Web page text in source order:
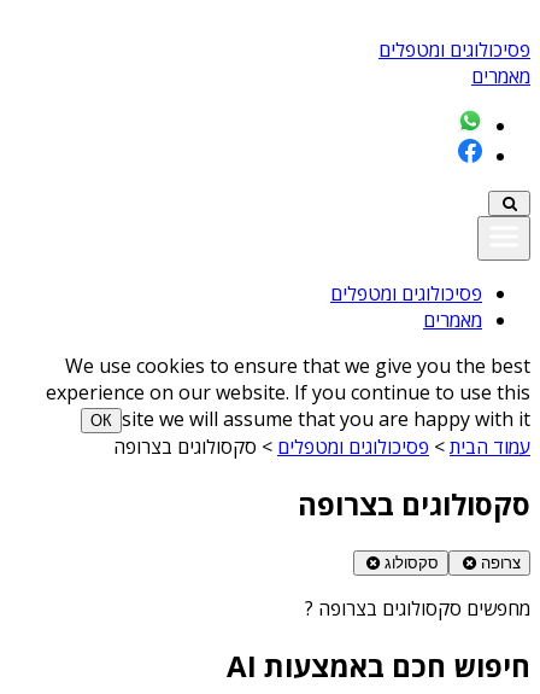
פסיכולוגים ומטפלים
מאמרים
פסיכולוגים ומטפלים
מאמרים
We use cookies to ensure that we give you the best
experience on our website. If you continue to use this
site we will assume that you are happy with it
ОК
עמוד הבית> פסיכולוגים ומטפלים > סקסולוגים בצרופה
סקסולוגים בצרופה
צרופה סקסולוג
מחפשים סקסולוגים בצרופה ?
חיפוש חכם באמצעות AI